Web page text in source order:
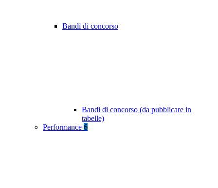
Bandi di concorso
Bandi di concorso (da pubblicare in
tabelle)
Performance 6